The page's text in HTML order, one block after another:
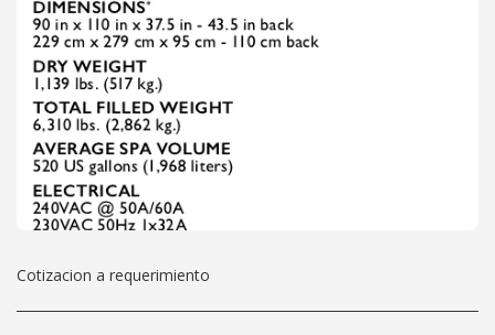
Cotizacion a requerimiento